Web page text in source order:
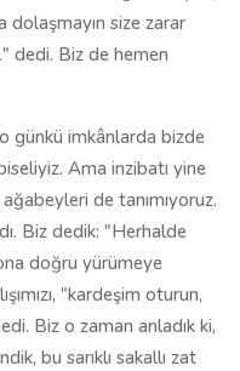
"kardeşim oturun,
Biz o zaman anladık ki,
bu sarıklı sakallı zat
ağabey geldi bizi
Sırtına bir yastık
örtülüydü… Elini
"Nerelisin, nereden
şeyler sordu. Lice'li
"Risale-i Nur okuyor